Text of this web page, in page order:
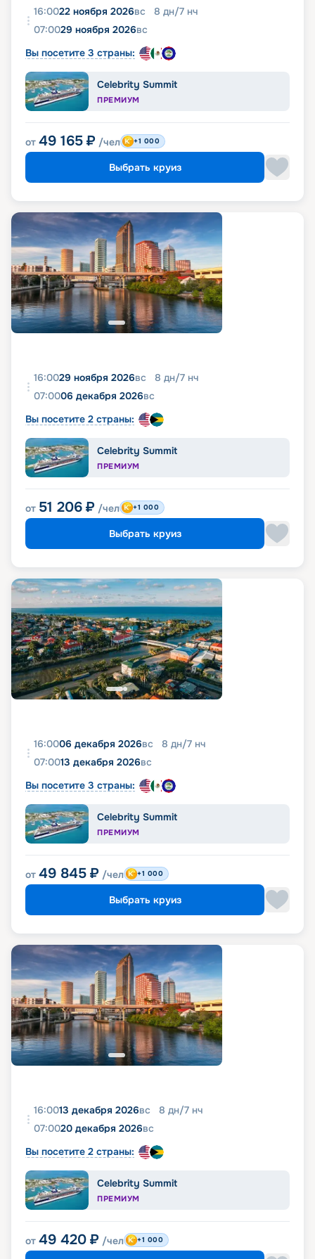
16:0022 ноября 2026вс 8 дн/7 нч
07:0029 ноября 2026вс
Вы посетите 3 страны:
Celebrity Summit
ПРЕМИУМ
от 49 165 ₽ /чел +1 000
Выбрать круиз
16:0029 ноября 2026вс 8 дн/7 нч
07:0006 декабря 2026вс
Вы посетите 2 страны:
Celebrity Summit
ПРЕМИУМ
от 51 206 ₽ /чел +1 000
Выбрать круиз
16:0006 декабря 2026вс 8 дн/7 нч
07:0013 декабря 2026вс
Вы посетите 3 страны:
Celebrity Summit
ПРЕМИУМ
от 49 845 ₽ /чел +1 000
Выбрать круиз
16:0013 декабря 2026вс 8 дн/7 нч
07:0020 декабря 2026вс
Вы посетите 2 страны:
Celebrity Summit
ПРЕМИУМ
от 49 420 ₽ /чел +1 000